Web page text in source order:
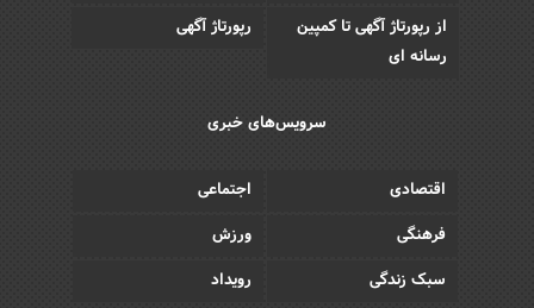
از رپورتاژ آگهی تا کمپین
رسانه ای
رپورتاژ آگهی
سرویس‌های خبری
اقتصادی
اجتماعی
فرهنگی
ورزش
سبک زندگی
رویداد